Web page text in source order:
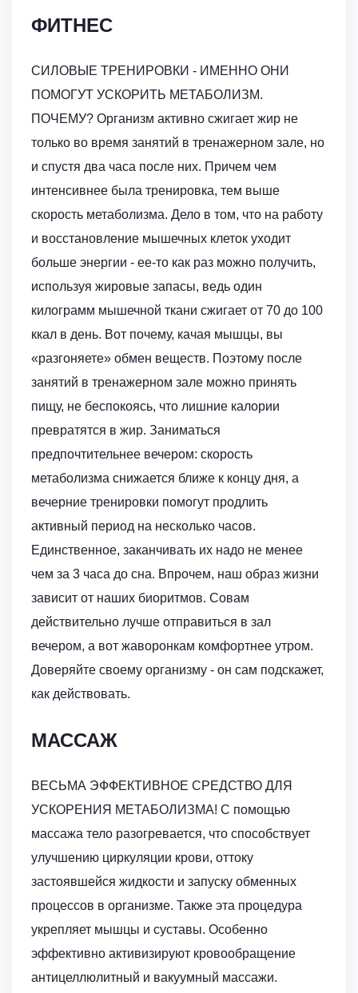
ФИТНЕС
СИЛОВЫЕ ТРЕНИРОВКИ - ИМЕННО ОНИ
ПОМОГУТ УСКОРИТЬ МЕТАБОЛИЗМ.
ПОЧЕМУ? Организм активно сжигает жир не
только во время занятий в тренажерном зале, но
и спустя два часа после них. Причем чем
интенсивнее была тренировка, тем выше
скорость метаболизма. Дело в том, что на работу
и восстановление мышечных клеток уходит
больше энергии - ее-то как раз можно получить,
используя жировые запасы, ведь один
килограмм мышечной ткани сжигает от 70 до 100
ккал в день. Вот почему, качая мышцы, вы
«разгоняете» обмен веществ. Поэтому после
занятий в тренажерном зале можно принять
пищу, не беспокоясь, что лишние калории
превратятся в жир. Заниматься
предпочтительнее вечером: скорость
метаболизма снижается ближе к концу дня, а
вечерние тренировки помогут продлить
активный период на несколько часов.
Единственное, заканчивать их надо не менее
чем за 3 часа до сна. Впрочем, наш образ жизни
зависит от наших биоритмов. Совам
действительно лучше отправиться в зал
вечером, а вот жаворонкам комфортнее утром.
Доверяйте своему организму - он сам подскажет,
как действовать.
МАССАЖ
ВЕСЬМА ЭФФЕКТИВНОЕ СРЕДСТВО ДЛЯ
УСКОРЕНИЯ МЕТАБОЛИЗМА! С помощью
массажа тело разогревается, что способствует
улучшению циркуляции крови, оттоку
застоявшейся жидкости и запуску обменных
процессов в организме. Также эта процедура
укрепляет мышцы и суставы. Особенно
эффективно активизируют кровообращение
антицеллюлитный и вакуумный массажи.